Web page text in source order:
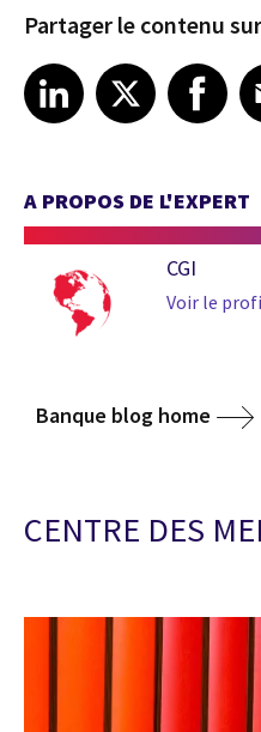
Partager le contenu
Share article on LinkedIn
LinkedIn
Share article on XShare article on
A PROPOS DE L'EXPERT
CGI
Voir le
Banque blog home
CENTRE DES